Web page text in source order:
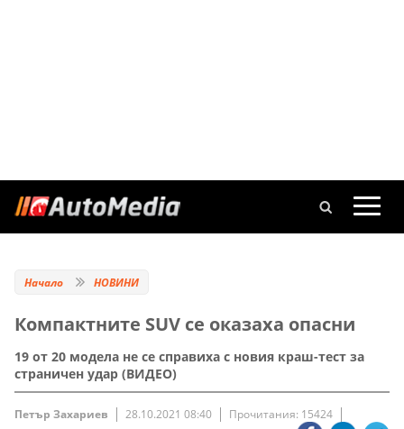
Начало НОВИНИ
Компактните SUV се оказаха опасни
19 от 20 модела не се справиха с новия краш-тест за
страничен удар (ВИДЕО)
Петър Захариев 28.10.2021 08:40 Прочитания: 15424